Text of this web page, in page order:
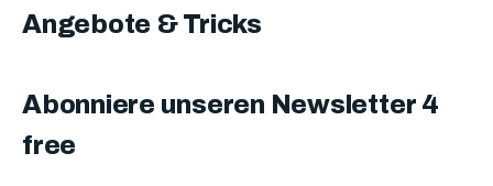
Angebote & Tricks
Abonniere unseren Newsletter 4
free